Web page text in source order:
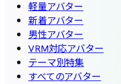
軽量アバター
新着アバター
男性アバター
VRM対応アバター
テーマ別特集
すべてのアバター